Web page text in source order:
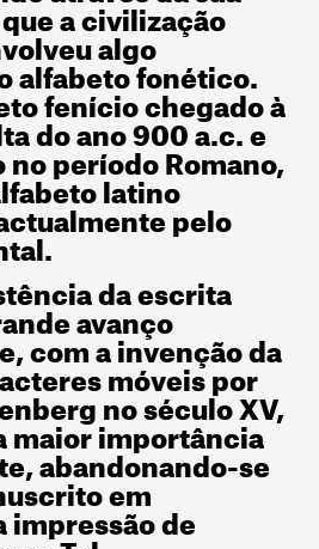
a civilização
algo
alfabeto fonético.
fenício chegado à
do ano 900 a.c. e
período Romano,
latino
pelo
da escrita
avanço
com a invenção da
móveis por
no século XV,
maior importância
abandonando-se
em
de